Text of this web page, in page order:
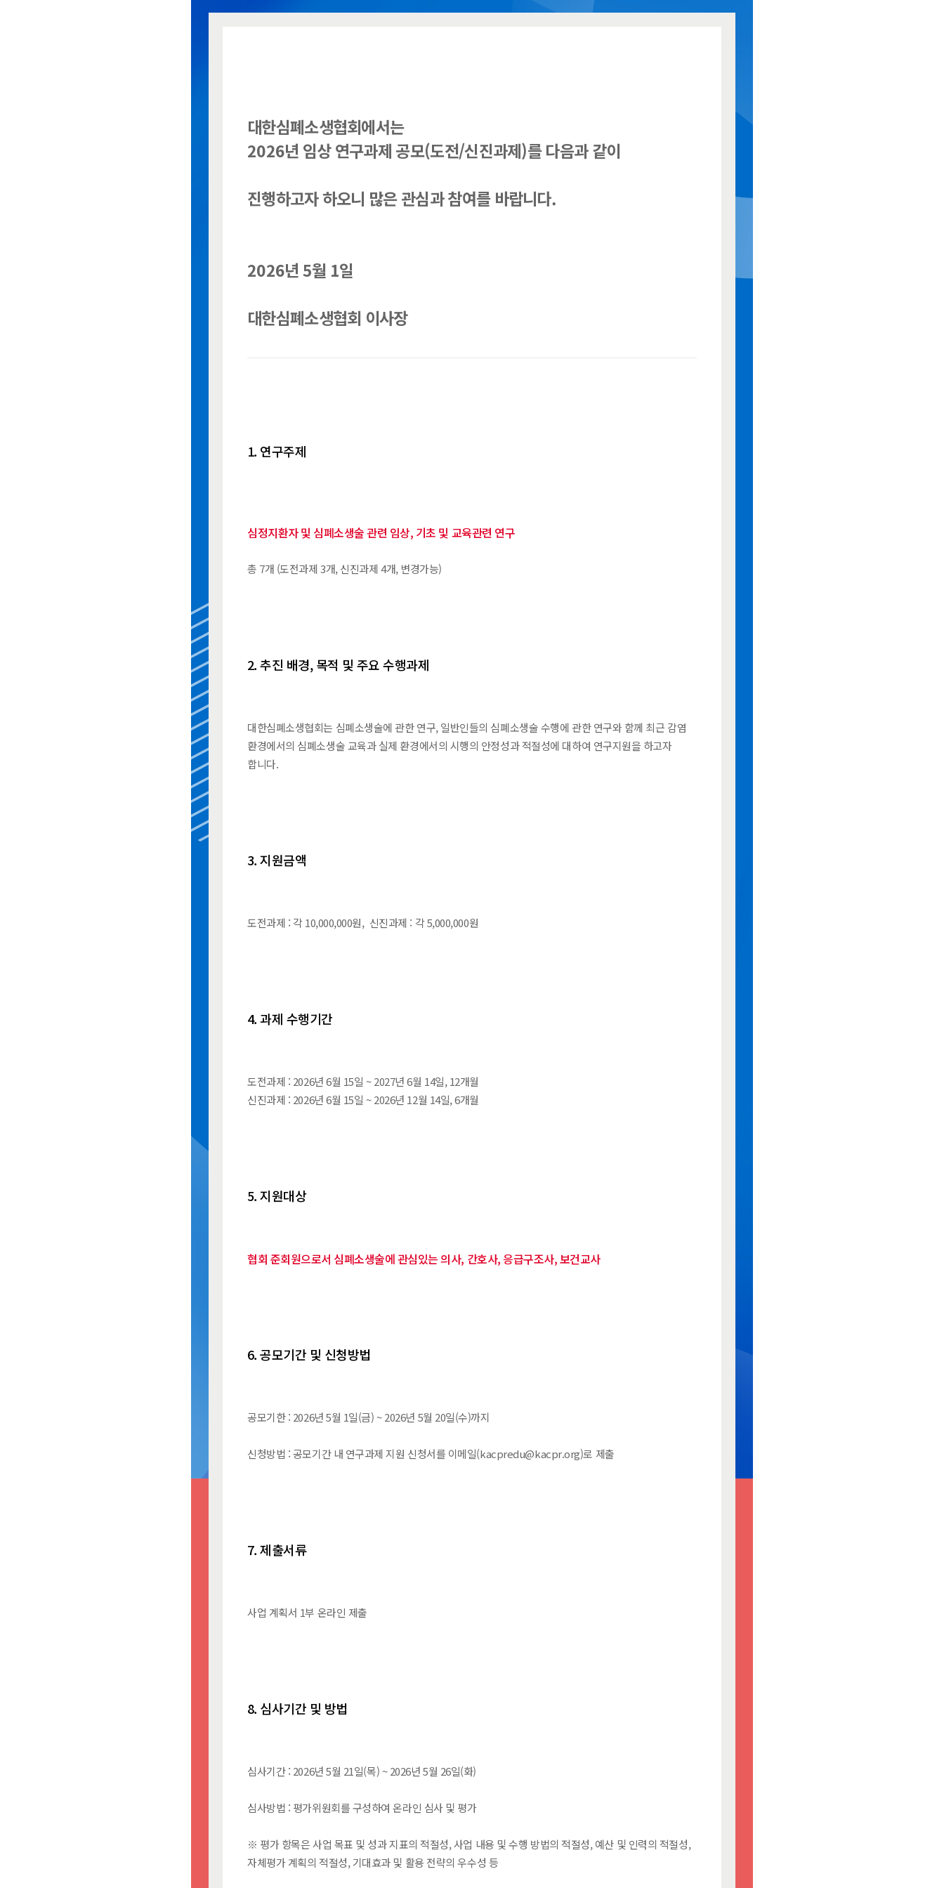
대한심폐소생협회에서는
2026년 임상 연구과제 공모(도전/신진과제)를 다음과 같이
진행하고자 하오니 많은 관심과 참여를 바랍니다.
2026년 5월 1일
대한심폐소생협회 이사장
1. 연구주제
심정지환자 및 심폐소생술 관련 임상, 기초 및 교육관련 연구
총 7개 (도전과제 3개, 신진과제 4개, 변경가능)
2. 추진 배경, 목적 및 주요 수행과제
대한심폐소생협회는 심폐소생술에 관한 연구, 일반인들의 심폐소생술 수행에 관한 연구와 함께 최근 감염
환경에서의 심폐소생술 교육과 실제 환경에서의 시행의 안정성과 적절성에 대하여 연구지원을 하고자
합니다.
3. 지원금액
도전과제 : 각 10,000,000원, 신진과제 : 각 5,000,000원
4. 과제 수행기간
도전과제 : 2026년 6월 15일 ~ 2027년 6월 14일, 12개월
신진과제 : 2026년 6월 15일 ~ 2026년 12월 14일, 6개월
5. 지원대상
협회 준회원으로서 심폐소생술에 관심있는 의사, 간호사, 응급구조사, 보건교사
6. 공모기간 및 신청방법
공모기한 : 2026년 5월 1일(금) ~ 2026년 5월 20일(수)까지
신청방법 : 공모기간 내 연구과제 지원 신청서를 이메일(kacpredu@kacpr.org)로 제출
7. 제출서류
사업 계획서 1부 온라인 제출
8. 심사기간 및 방법
심사기간 : 2026년 5월 21일(목) ~ 2026년 5월 26일(화)
심사방법 : 평가위원회를 구성하여 온라인 심사 및 평가
※ 평가 항목은 사업 목표 및 성과 지표의 적절성, 사업 내용 및 수행 방법의 적절성, 예산 및 인력의 적절성,
자체평가 계획의 적절성, 기대효과 및 활용 전략의 우수성 등